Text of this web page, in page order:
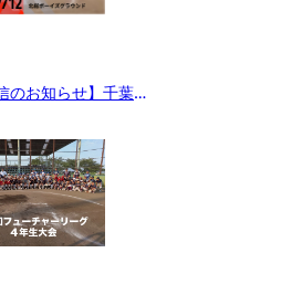
のお知らせ】千葉日